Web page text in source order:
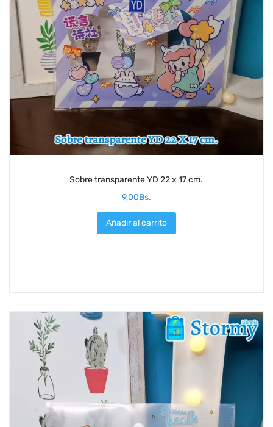
Sobre transparente YD 22 x 17 cm.
9,00Bs.
Añadir al carrito